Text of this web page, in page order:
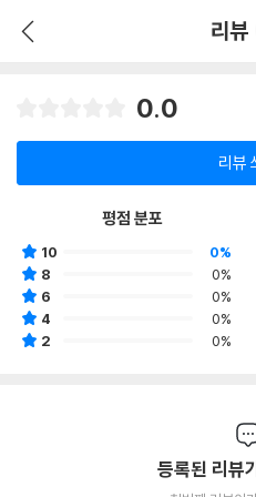
리
0.0
리뷰
평점 분포
10
0%
8
0%
6
0%
4
0%
2
0%
등록된 리뷰